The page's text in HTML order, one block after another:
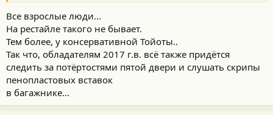
Все взрослые люди...
На рестайле такого не бывает.
Тем более, у консервативной Тойоты..
Так что, обладателям 2017 г.в. всё также придётся
следить за потёртостями пятой двери и слушать скрипы
пенопластовых вставок
в багажнике...